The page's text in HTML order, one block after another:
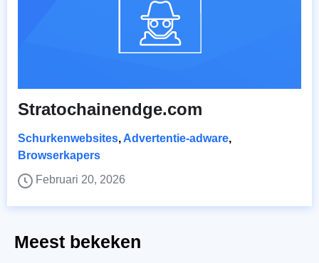
Stratochainendge.com
Schurkenwebsites,Advertentie-adware,
Browserkapers
Februari 20, 2026
Meest bekeken